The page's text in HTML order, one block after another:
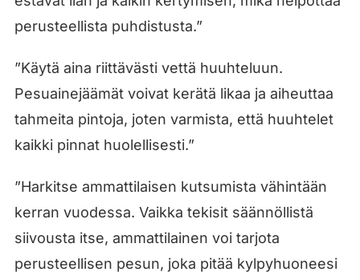
perusteellista puhdistusta.”
”Käytä aina riittävästi vettä huuhteluun.
Pesuainejäämät voivat kerätä likaa ja aiheuttaa
tahmeita pintoja, joten varmista, että huuhtelet
kaikki pinnat huolellisesti.”
”Harkitse ammattilaisen kutsumista vähintään
kerran vuodessa. Vaikka tekisit säännöllistä
siivousta itse, ammattilainen voi tarjota
perusteellisen pesun, joka pitää kylpyhuoneesi